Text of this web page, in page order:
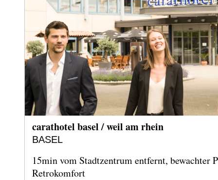
carathotel basel / weil am rhein
BASEL
15min vom Stadtzentrum entfernt, bewachter
Retrokomfort